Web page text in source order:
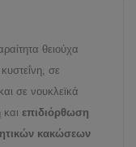
θειούχα
σε
σε νουκλεϊκά
επιδιόρθωση
κακώσεων